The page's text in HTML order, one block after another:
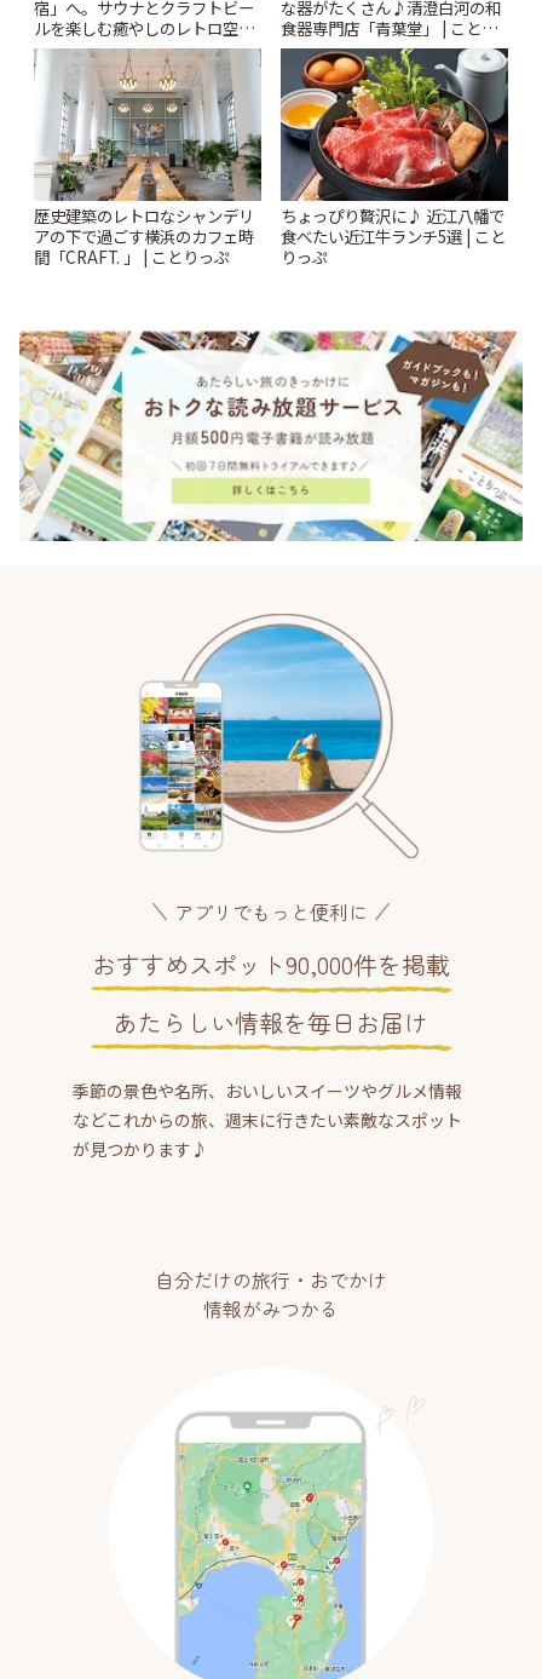
宿」へ。サウナとクラフトビー
ルを楽しむ癒やしのレトロ空間
| ことりっぷ
な器がたくさん♪清澄白河の和
食器専門店「青葉堂」 | ことり
っぷ
歴史建築のレトロなシャンデリ
アの下で過ごす横浜のカフェ時
間「CRAFT. 」 | ことりっぷ
ちょっぴり贅沢に♪ 近江八幡で
食べたい近江牛ランチ5選 | こと
りっぷ
アプリでもっと便利に
おすすめスポット90,000件を掲載
あたらしい情報を毎日お届け
季節の景色や名所、おいしいスイーツやグルメ情報
などこれからの旅、週末に行きたい素敵なスポット
が見つかります♪
自分だけの旅行・おでかけ
情報がみつかる